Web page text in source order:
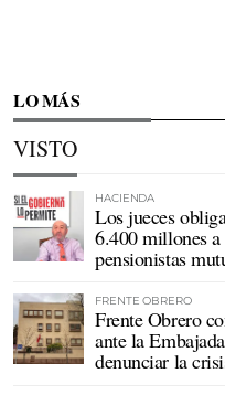
LO MÁS
VISTO
HACIENDA
Los jueces
6.400 millones
pensionistas
FRENTE OBRERO
Frente Obrero
ante la
denunciar la